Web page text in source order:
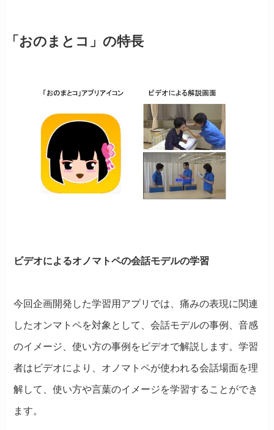
「おのまとコ」の特長
ビデオによるオノマトペの会話モデルの学習
今回企画開発した学習用アプリでは、痛みの表現に関連
したオンマトペを対象として、会話モデルの事例、音感
のイメージ、使い方の事例をビデオで解説します。学習
者はビデオにより、オノマトペが使われる会話場面を理
解して、使い方や言葉のイメージを学習することができ
ます。